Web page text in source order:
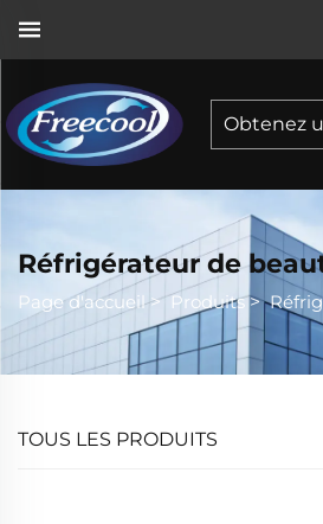
Obtenez
Réfrigérateur de
Page d'accueil>Produits>
TOUS LES PRODUITS